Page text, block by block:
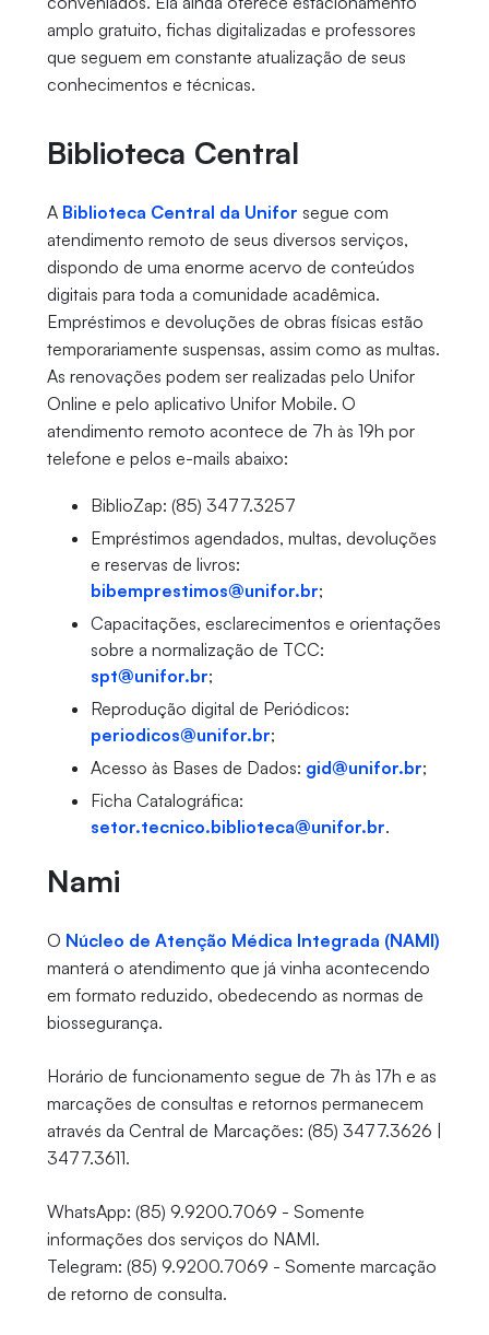
amplo gratuito, fichas digitalizadas e professores
que seguem em constante atualização de seus
conhecimentos e técnicas.
Biblioteca Central
A Biblioteca Central da Unifor segue com
atendimento remoto de seus diversos serviços,
dispondo de uma enorme acervo de conteúdos
digitais para toda a comunidade acadêmica.
Empréstimos e devoluções de obras físicas estão
temporariamente suspensas, assim como as multas.
As renovações podem ser realizadas pelo Unifor
Online e pelo aplicativo Unifor Mobile. O
atendimento remoto acontece de 7h às 19h por
telefone e pelos e-mails abaixo:
BiblioZap: (85) 3477.3257
Empréstimos agendados, multas, devoluções
e reservas de livros:
bibemprestimos@unifor.br;
Capacitações, esclarecimentos e orientações
sobre a normalização de TCC:
spt@unifor.br;
Reprodução digital de Periódicos:
periodicos@unifor.br;
Acesso às Bases de Dados: gid@unifor.br;
Ficha Catalográfica:
setor.tecnico.biblioteca@unifor.br.
Nami
O Núcleo de Atenção Médica Integrada (NAMI)
manterá o atendimento que já vinha acontecendo
em formato reduzido, obedecendo as normas de
biossegurança.
Horário de funcionamento segue de 7h às 17h e as
marcações de consultas e retornos permanecem
através da Central de Marcações: (85) 3477.3626 |
3477.3611.
WhatsApp: (85) 9.9200.7069 - Somente
informações dos serviços do NAMI.
Telegram: (85) 9.9200.7069 - Somente marcação
de retorno de consulta.